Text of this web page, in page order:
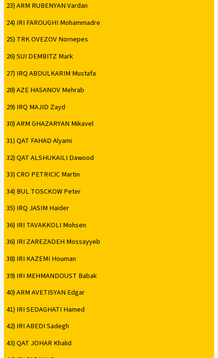
23) ARM RUBENYAN Vardan
24) IRI FAROUGHI Mohammadre
25) TRK OVEZOV Nornepes
26) SUI DEMBITZ Mark
27) IRQ ABDULKARIM Mustafa
28) AZE HASANOV Mehrab
29) IRQ MAJID Zayd
30) ARM GHAZARYAN Mikavel
31) QAT FAHAD Alyami
32) QAT ALSHUKAILI Dawood
33) CRO PETRICIC Martin
34) BUL TOSCKOW Peter
35) IRQ JASIM Haider
36) IRI TAVAKKOLI Mohsen
36) IRI ZAREZADEH Mossayyeb
38) IRI KAZEMI Houman
39) IRI MEHMANDOUST Babak
40) ARM AVETISYAN Edgar
41) IRI SEDAGHATI Hamed
42) IRI ABEDI Sadegh
43) QAT JOHAR Khalid